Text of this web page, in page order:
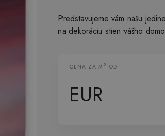
Predstavujeme vám našu
na dekoráciu stien vášho
CENA ZA M2 OD:
EUR